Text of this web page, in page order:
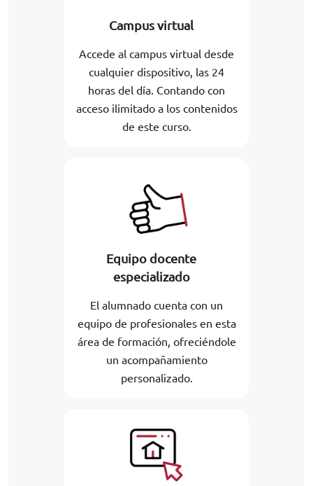
Campus virtual
Accede al campus virtual desde
cualquier dispositivo, las 24
horas del día. Contando con
acceso ilimitado a los contenidos
de este curso.
Equipo docente
especializado
El alumnado cuenta con un
equipo de profesionales en esta
área de formación, ofreciéndole
un acompañamiento
personalizado.